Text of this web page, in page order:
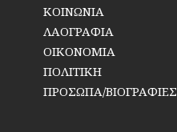
ΚΟΙΝΩΝΙΑ
ΛΑΟΓΡΑΦΙΑ
ΟΙΚΟΝΟΜΙΑ
ΠΟΛΙΤΙΚΗ
ΠΡΟΣΩΠΑ/ΒΙΟΓΡΑΦΙΕΣ